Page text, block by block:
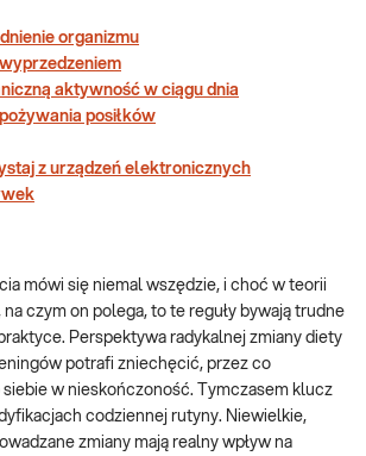
organizmu
aktywność w ciągu dnia
posiłków
z urządzeń elektronicznych
mówi się niemal wszędzie, i choć w teorii
czym on polega, to te reguły bywają trudne
Perspektywa radykalnej zmiany diety
potrafi zniechęcić, przez co
siebie w nieskończoność. Tymczasem klucz
codziennej rutyny. Niewielkie,
zmiany mają realny wpływ na